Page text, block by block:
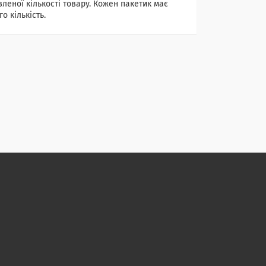
кількості товару. Кожен пакетик має
кількість.